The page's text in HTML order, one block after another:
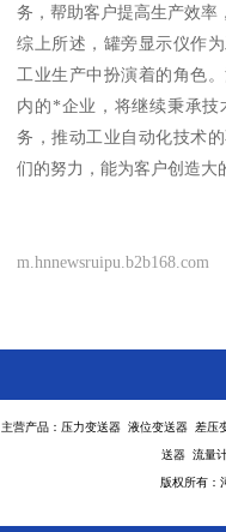
务，帮助客户提高生产效率
综上所述，罐旁显示仪作
工业生产中扮演着的角色
内的*企业，将继续秉承
务，推动工业自动化技术
们的努力，能为客户创造大
m.hnnewsruipu.b2b168.com
主营产品：压力变送器 液位变送器 差
送器 流量
版权所有：